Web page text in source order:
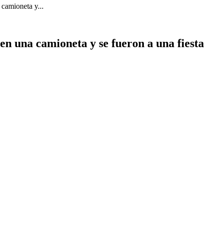
y...
una camioneta y se fueron a una fiesta